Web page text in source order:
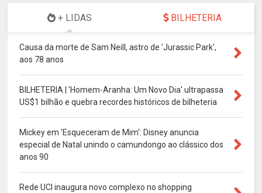
+ LIDAS BILHETERIA
Causa da morte de Sam Neill, astro de 'Jurassic Park',
aos 78 anos
BILHETERIA | 'Homem-Aranha: Um Novo Dia' ultrapassa
US$1 bilhão e quebra recordes históricos de bilheteria
Mickey em 'Esqueceram de Mim': Disney anuncia
especial de Natal unindo o camundongo ao clássico dos
anos 90
Rede UCI inaugura novo complexo no shopping